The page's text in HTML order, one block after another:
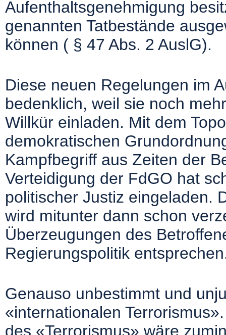
Aufenthaltsgenehmigung
genannten Tatbestände
können ( § 47 Abs. 2 AuslG).
Diese neuen Regelungen im
bedenklich, weil sie noch
Willkür einladen. Mit dem
demokratischen
Kampfbegriff aus Zeiten der
Verteidigung der FdGO hat
politischer Justiz eingeladen.
wird mitunter dann schon
Überzeugungen des
Regierungspolitik
Genauso unbestimmt und
«internationalen
des «Terrorismus» wäre